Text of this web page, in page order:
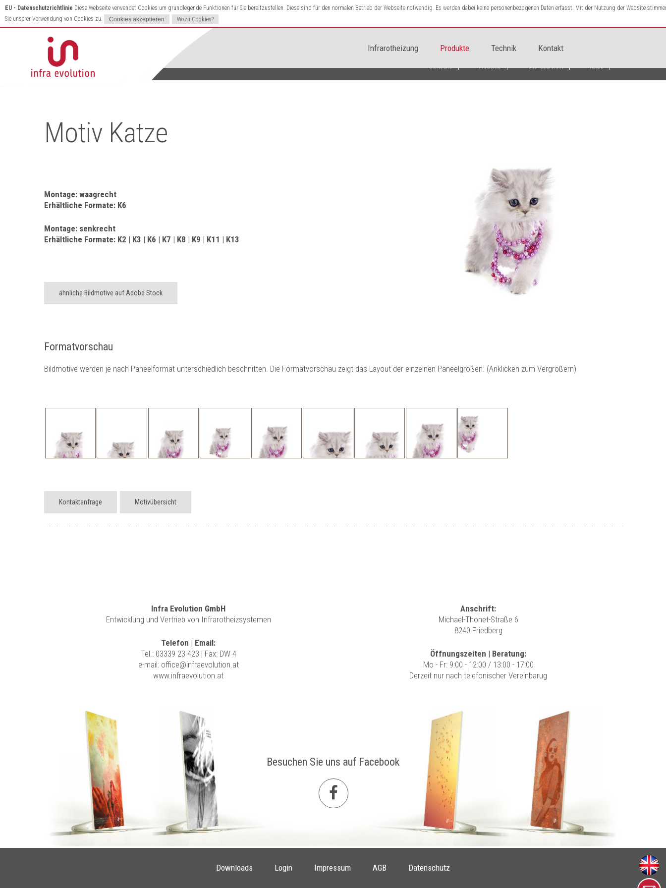
EU - Datenschutzrichtlinie Diese Webseite verwendet Cookies um grundlegende Funktionen für Sie bereitzustellen. Diese sind für den normalen Betrieb der Webseite notwendig. Es werden dabei keine personenbezogenen Daten erfasst. Mit der Nutzung der Website
Sie unserer Verwendung von Cookies zu.
Wozu Cookies?
Infrarotheizung Produkte Technik Kontakt
Startseite Produkte Motivübersicht Katze
Motiv Katze
Montage: waagrecht
Erhältliche Formate: K6
Montage: senkrecht
Erhältliche Formate: K2 | K3 | K6 | K7 | K8 | K9 | K11 | K13
ähnliche Bildmotive auf Adobe Stock
Formatvorschau
Bildmotive werden je nach Paneelformat unterschiedlich beschnitten. Die Formatvorschau zeigt das Layout der einzelnen Paneelgrößen. (Anklicken zum Vergrößern)
Kontaktanfrage Motivübersicht
Infra Evolution GmbH
Entwicklung und Vertrieb von Infrarotheizsystemen
Telefon | Email:
Tel.: 03339 23 423 | Fax: DW 4
e-mail: office@infraevolution.at
www.infraevolution.at
Anschrift:
Michael-Thonet-Straße 6
8240 Friedberg
Öffnungszeiten | Beratung:
Mo - Fr: 9:00 - 12:00 / 13:00 - 17:00
Derzeit nur nach telefonischer Vereinbarug
Besuchen Sie uns auf Facebook
Downloads Login Impressum AGB Datenschutz